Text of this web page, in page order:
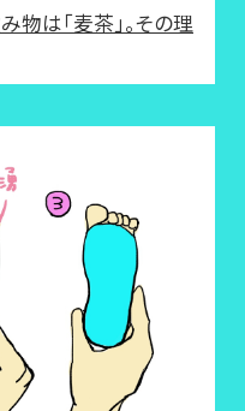
物は「麦茶」。その理